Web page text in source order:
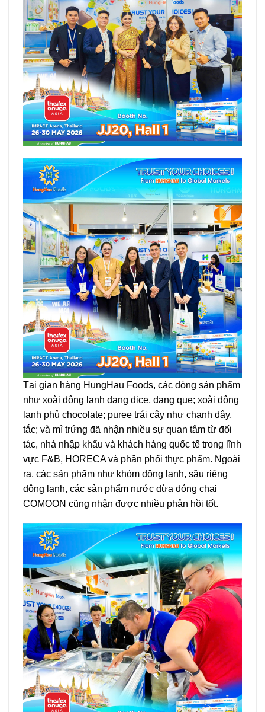
Tại gian hàng HungHau Foods, các dòng sản phẩm
như xoài đông lạnh dạng dice, dạng que; xoài đông
lạnh phủ chocolate; puree trái cây như chanh dây,
tắc; và mì trứng đã nhận nhiều sự quan tâm từ đối
tác, nhà nhập khẩu và khách hàng quốc tế trong lĩnh
vực F&B, HORECA và phân phối thực phẩm. Ngoài
ra, các sản phẩm như khóm đông lạnh, sầu riêng
đông lạnh, các sản phẩm nước dừa đóng chai
COMOON cũng nhận được nhiều phản hồi tốt.